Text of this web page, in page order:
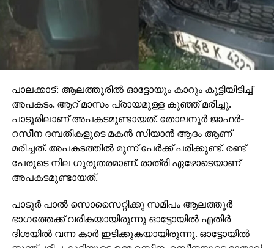
പാലക്കാട്: ആലത്തൂരില്‍ ഓട്ടോയും കാറും കൂട്ടിയിടിച്ച്
അപകടം. ആറ് മാസം പ്രായമുള്ള കുഞ്ഞ് മരിച്ചു.
പാടൂരിലാണ് അപകടമുണ്ടായത്. തോലനൂര്‍ ജാഫര്‍-
റസീന ദമ്പതികളുടെ മകന്‍ സിയാന്‍ ആദം ആണ്
മരിച്ചത്. അപകടത്തില്‍ മൂന്ന് പേര്‍ക്ക് പരിക്കുണ്ട്. രണ്ട്
പേരുടെ നില ഗുരുതരമാണ്. രാത്രി ഏഴോടെയാണ്
അപകടമുണ്ടായത്.
പാടൂര്‍ പാല്‍ സൊസൈറ്റിക്കു സമീപം ആലത്തൂര്‍
ഭാഗത്തേക്ക് വരികയായിരുന്നു ഓട്ടോയില്‍ എതിര്‍
ദിശയില്‍ വന്ന കാര്‍ ഇടിക്കുകയായിരുന്നു. ഓട്ടോയില്‍